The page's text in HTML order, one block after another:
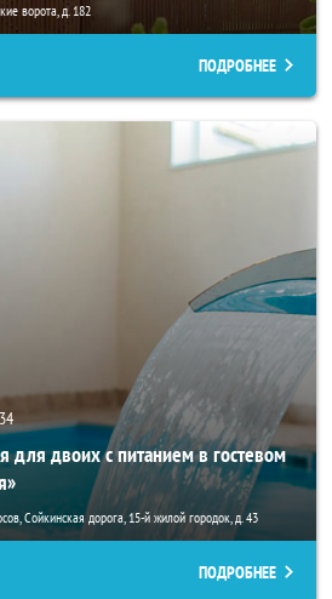
ворота, д. 182
ПОДРОБНЕЕ
34
для двоих с питанием в гостевом
Сойкинская дорога, 15-й жилой городок, д. 43
ПОДРОБНЕЕ